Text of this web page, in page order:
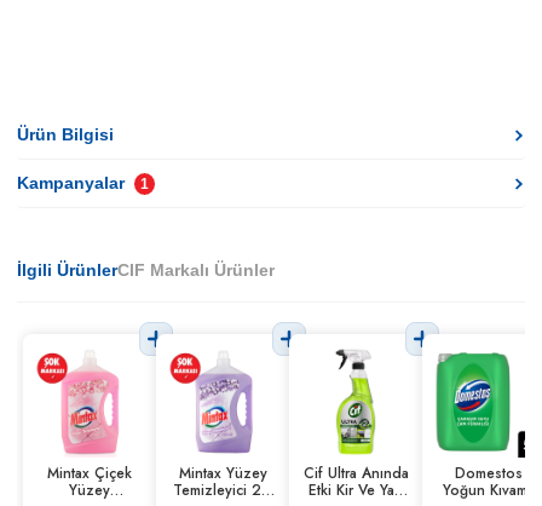
Ürün Bilgisi
Kampanyalar 1
İlgili ÜrünlerCIF Markalı Ürünler
Mintax Çiçek
Yüzey
Mintax Yüzey
Temizleyici 2.5
Cif Ultra Anında
Etki Kir Ve Yağ
Domestos
Yoğun Kıvamlı